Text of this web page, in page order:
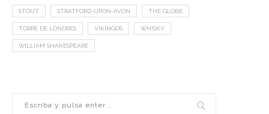
STOUT STRATFORD-UPON-AVON THE GLOBE
TORRE DE LONDRES VIKINGOS WHISKY
WILLIAM SHAKESPEARE